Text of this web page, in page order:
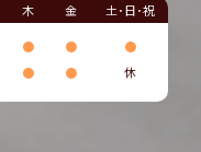
木 金 土･日･祝
● ● ●
● ● 休